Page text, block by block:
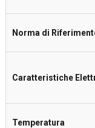
Norma di
Caratteristiche
Temperatura